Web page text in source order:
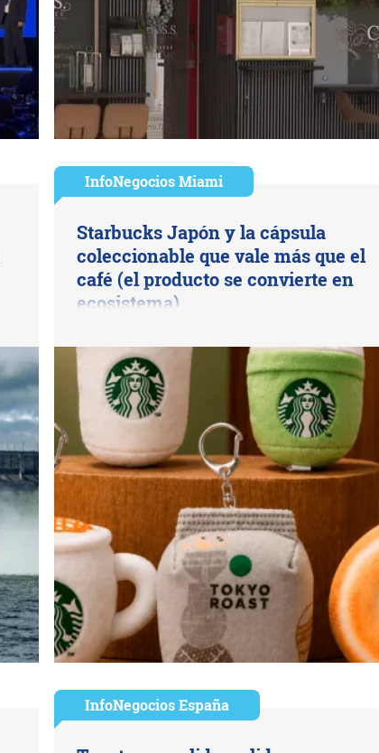
InfoNegocios Miami
Starbucks Japón y la cápsula
coleccionable que vale más que el
café (el producto se convierte en
ecosistema)
InfoNegocios España